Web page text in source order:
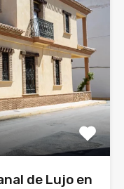
de Lujo en